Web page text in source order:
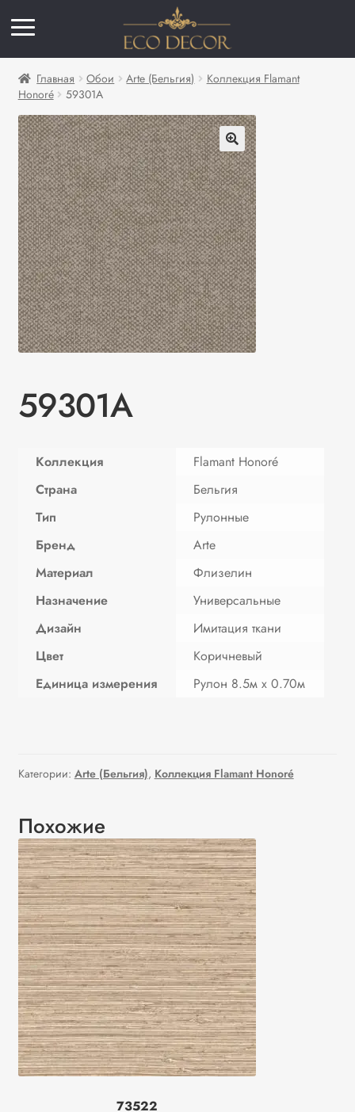
Главная Обои Arte (Бельгия)
Коллекция Flamant
Honoré
59301A
Категории: Arte (Бельгия), Коллекция Flamant Honoré
59301A
Коллекция
Flamant Honoré
Страна
Бельгия
Тип
Рулонные
Бренд
Arte
Материал
Флизелин
Назначение
Универсальные
Дизайн
Имитация ткани
Цвет
Коричневый
Единица измерения
Рулон 8.5м х 0.70м
Похожие
73522